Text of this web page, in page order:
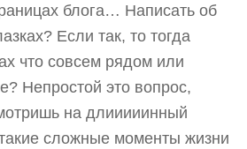
блога… Написать об
Если так, то тогда
что совсем рядом или
Непростой это вопрос,
на длииииинный
сложные моменты жизни